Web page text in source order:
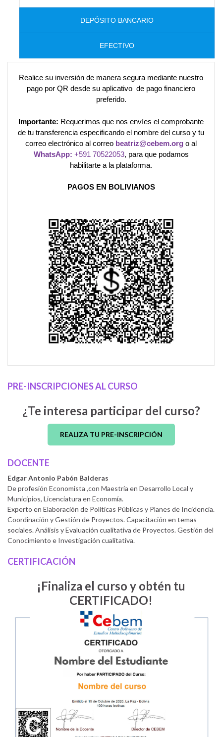
DEPÓSITO BANCARIO
EFECTIVO
Realice su inversión de manera segura mediante nuestro
pago por QR desde su aplicativo de pago financiero
preferido.
Importante: Requerimos que nos envíes el comprobante
de tu transferencia especificando el nombre del curso y tu
correo electrónico al correo beatriz@cebem.org o al
WhatsApp: +591 70522053, para que podamos
habilitarte a la plataforma.
PAGOS EN BOLIVIANOS
PRE-INSCRIPCIONES AL CURSO
¿Te interesa participar del curso?
REALIZA TU PRE-INSCRIPCIÓN
DOCENTE
Edgar Antonio Pabón Balderas
De profesión Economista ,con Maestría en Desarrollo Local y
Municipios, Licenciatura en Economía.
Experto en Elaboración de Políticas Públicas y Planes de Incidencia.
Coordinación y Gestión de Proyectos. Capacitación en temas
sociales. Análisis y Evaluación cualitativa de Proyectos. Gestión del
Conocimiento e Investigación cualitativa.
CERTIFICACIÓN
¡Finaliza el curso y obtén tu
CERTIFICADO!